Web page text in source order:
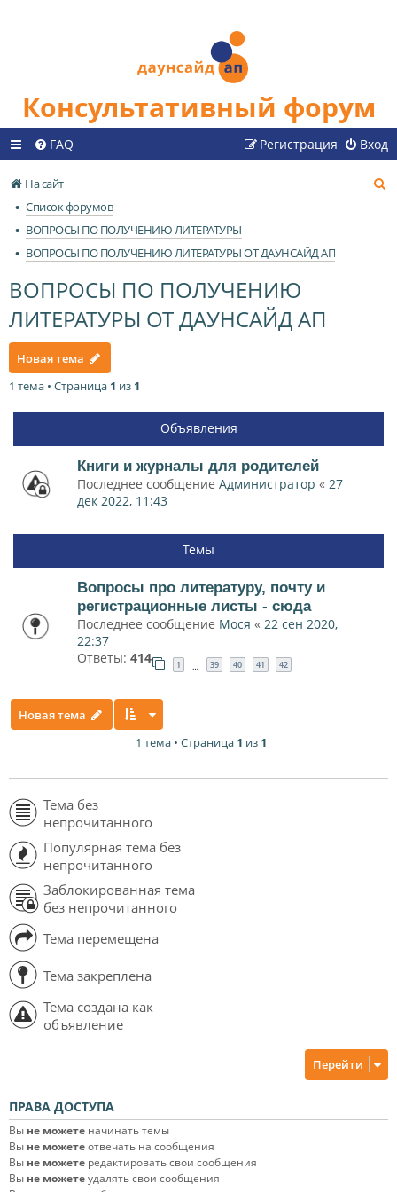
Консультативный форум
FAQ Вход
Регистрация
На сайт
Список форумов
ВОПРОСЫ ПО ПОЛУЧЕНИЮ ЛИТЕРАТУРЫ
ВОПРОСЫ ПО ПОЛУЧЕНИЮ ЛИТЕРАТУРЫ ОТ ДАУНСАЙД АП
ВОПРОСЫ ПО ПОЛУЧЕНИЮ
ЛИТЕРАТУРЫ ОТ ДАУНСАЙД АП
Новая тема
1 тема • Страница 1 из 1
Объявления
Книги и журналы для родителей
Последнее сообщение Администратор « 27
дек 2022, 11:43
Темы
Вопросы про литературу, почту и
регистрационные листы - сюда
Последнее сообщение Мося « 22 сен 2020,
22:37
Ответы: 414 1 … 39 40 41 42
Новая тема
1 тема • Страница 1 из 1
Тема без
непрочитанного
Популярная тема без
непрочитанного
Заблокированная тема
без непрочитанного
Тема перемещена
Тема закреплена
Тема создана как
объявление
Перейти
ПРАВА ДОСТУПА
Вы не можете начинать темы
Вы не можетеотвечать на сообщения
Вы не можете редактировать свои сообщения
Вы не можетеудалять свои сообщения